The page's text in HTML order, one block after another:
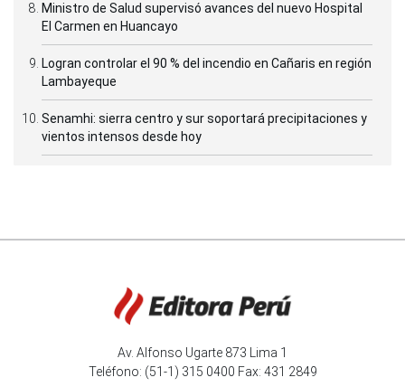
Ministro de Salud supervisó avances del nuevo Hospital
El Carmen en Huancayo
Logran controlar el 90 % del incendio en Cañaris en región
Lambayeque
Senamhi: sierra centro y sur soportará precipitaciones y
vientos intensos desde hoy
Av. Alfonso Ugarte 873 Lima 1
Teléfono: (51-1) 315 0400 Fax: 431 2849